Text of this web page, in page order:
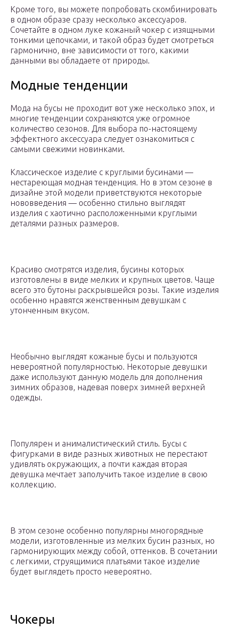
Кроме того, вы можете попробовать скомбинировать
в одном образе сразу несколько аксессуаров.
Сочетайте в одном луке кожаный чокер с изящными
тонкими цепочками, и такой образ будет смотреться
гармонично, вне зависимости от того, какими
данными вы обладаете от природы.
Модные тенденции
Мода на бусы не проходит вот уже несколько эпох, и
многие тенденции сохраняются уже огромное
количество сезонов. Для выбора по-настоящему
эффектного аксессуара следует ознакомиться с
самыми свежими новинками.
Классическое изделие с круглыми бусинами —
нестареющая модная тенденция. Но в этом сезоне в
дизайне этой модели приветствуются некоторые
нововведения — особенно стильно выглядят
изделия с хаотично расположенными круглыми
деталями разных размеров.
Красиво смотрятся изделия, бусины которых
изготовлены в виде мелких и крупных цветов. Чаще
всего это бутоны раскрывшейся розы. Такие изделия
особенно нравятся женственным девушкам с
утонченным вкусом.
Необычно выглядят кожаные бусы и пользуются
невероятной популярностью. Некоторые девушки
даже используют данную модель для дополнения
зимних образов, надевая поверх зимней верхней
одежды.
Популярен и анималистический стиль. Бусы с
фигурками в виде разных животных не перестают
удивлять окружающих, а почти каждая вторая
девушка мечтает заполучить такое изделие в свою
коллекцию.
В этом сезоне особенно популярны многорядные
модели, изготовленные из мелких бусин разных, но
гармонирующих между собой, оттенков. В сочетании
с легкими, струящимися платьями такое изделие
будет выглядеть просто невероятно.
Чокеры